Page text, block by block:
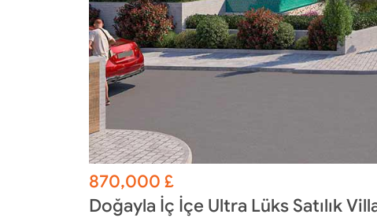
870,000£
Doğayla İç İçe Ultra Lüks Satılık